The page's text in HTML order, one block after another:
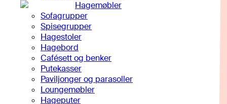
Hagemøbler
Sofagrupper
Spisegrupper
Hagestoler
Hagebord
Cafésett og benker
Putekasser
Paviljonger og parasoller
Loungemøbler
Hageputer